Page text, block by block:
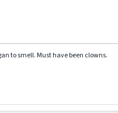
to smell. Must have been clowns.